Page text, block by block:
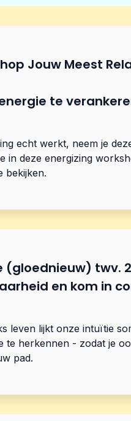
Jouw Meest
te
echt werkt, neem je
in deze energizing
bekijken.
(gloednieuw) twv.
en kom in
leven lijkt onze intuïtie
te herkennen - zodat je
pad.